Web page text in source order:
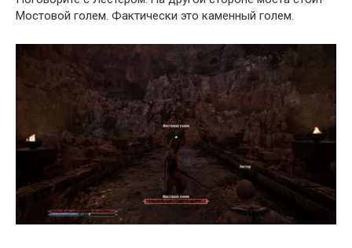
Мостовой голем. Фактически это каменный голем.